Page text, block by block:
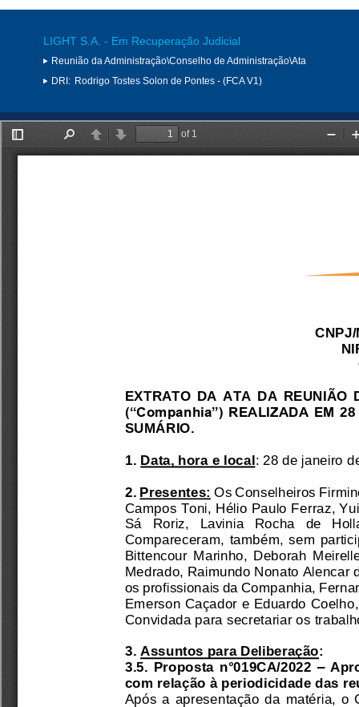
LIGHT S.A. - Em Recuperação Judicial
Reunião da Administração\Conselho de Administração\Ata
DRI: Rodrigo Tostes Solon de Pontes - (FCA V1)